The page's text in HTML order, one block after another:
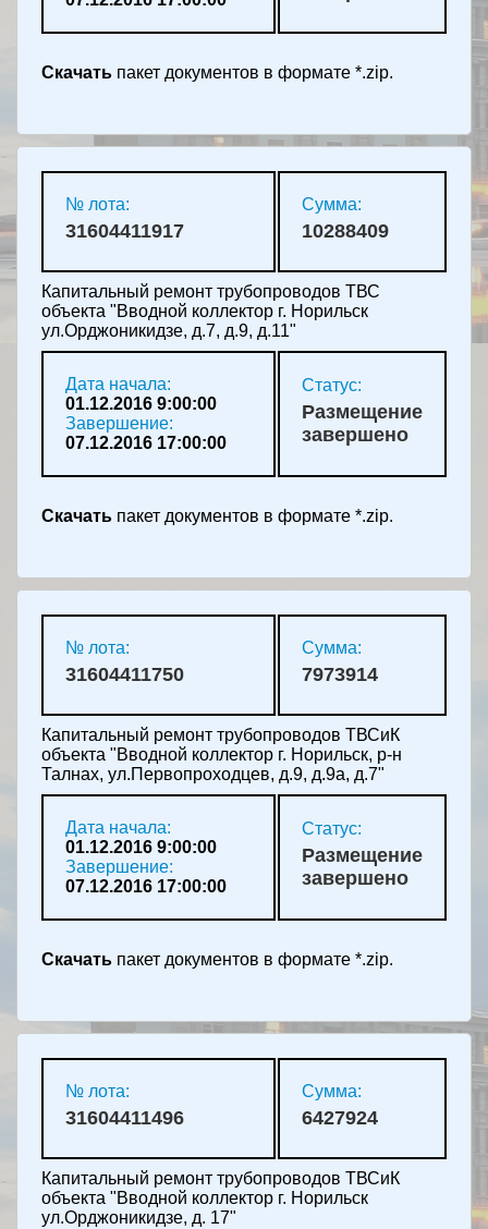
Скачать пакет документов в формате *.zip.
№ лота:
31604411917
Сумма:
10288409
Капитальный ремонт трубопроводов ТВС
объекта "Вводной коллектор г. Норильск
ул.Орджоникидзе, д.7, д.9, д.11"
Дата начала:
01.12.2016 9:00:00
Завершение:
07.12.2016 17:00:00
Статус:
Размещение
завершено
Скачать пакет документов в формате *.zip.
№ лота:
31604411750
Сумма:
7973914
Капитальный ремонт трубопроводов ТВСиК
объекта "Вводной коллектор г. Норильск, р-н
Талнах, ул.Первопроходцев, д.9, д.9а, д.7"
Дата начала:
01.12.2016 9:00:00
Завершение:
07.12.2016 17:00:00
Статус:
Размещение
завершено
Скачать пакет документов в формате *.zip.
№ лота:
31604411496
Сумма:
6427924
Капитальный ремонт трубопроводов ТВСиК
объекта "Вводной коллектор г. Норильск
ул.Орджоникидзе, д. 17"